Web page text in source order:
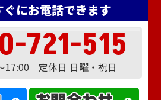
ぐにお電話できます
721-515
17:00 定休日 日曜・祝日